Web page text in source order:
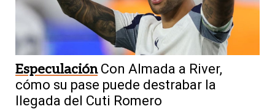
Especulación Con Almada a River,
cómo su pase puede destrabar la
llegada del Cuti Romero